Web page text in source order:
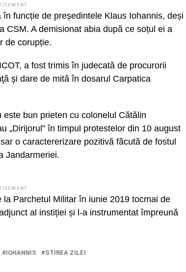
funcție de președintele Klaus Iohannis, deși
CSM. A demisionat abia după ce soțul ei a
de corupție.
a fost trimis în judecată de procurorii
şi dare de mită în dosarul Carpatica
bun prieten cu colonelul Cătălin
„Dirijorul” în timpul protestelor din 10 august
o caractererizare pozitivă făcută de fostul
Jandarmeriei.
Parchetul Militar în iunie 2019 tocmai de
al instiției și l-a instrumentat împreună
IOHANNIS STIREA ZILEI